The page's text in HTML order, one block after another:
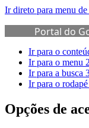
Ir direto para menu
Portal do
Ir para o
Ir para o menu 2
Ir para a busca
Ir para o rodapé
Opções de